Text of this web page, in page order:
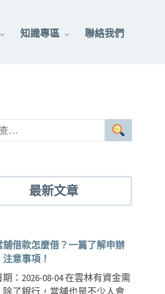
知識專區 聯絡我們
最新文章
舖借款怎麼借？一篇了解申辦
意事項！
：2026-08-04 在雲林有資金需
除了銀行，當舖也是不少人會